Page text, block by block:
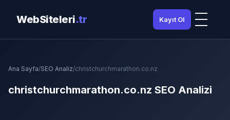
WebSiteleri.tr Kayıt Ol
Ana Sayfa/SEO Analiz/christchurchmarathon.co.nz
christchurchmarathon.co.nz SEO Analizi